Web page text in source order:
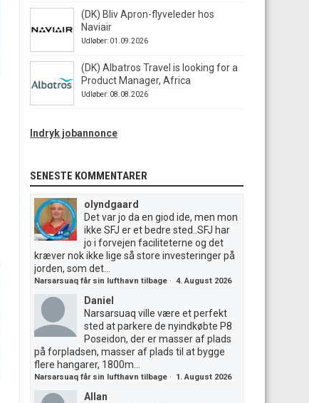
(DK) Bliv Apron-flyveleder hos
Naviair
Udløber: 01.09.2026
(DK) Albatros Travel is looking for a
Product Manager, Africa
Udløber: 08.08.2026
Indryk jobannonce
SENESTE KOMMENTARER
olyndgaard
Det var jo da en giod ide, men mon
ikke SFJ er et bedre sted..SFJ har
jo i forvejen faciliteterne og det
kræver nok ikke lige så store investeringer på
jorden, som det...
Narsarsuaq får sin lufthavn tilbage · 4. August 2026
Daniel
Narsarsuaq ville være et perfekt
sted at parkere de nyindkøbte P8
Poseidon, der er masser af plads
på forpladsen, masser af plads til at bygge
flere hangarer, 1800m...
Narsarsuaq får sin lufthavn tilbage · 1. August 2026
Allan